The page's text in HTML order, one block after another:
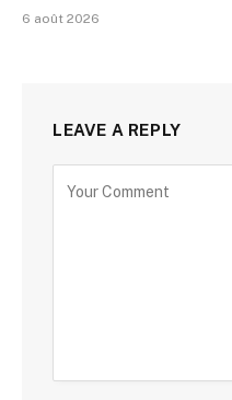
6 août 2026
LEAVE A REPLY